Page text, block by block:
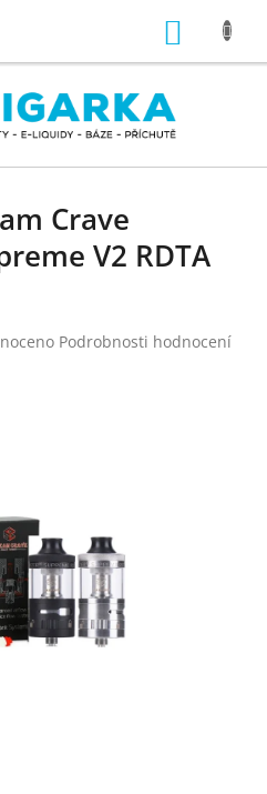
Crave
V2 RDTA
Podrobnosti hodnocení